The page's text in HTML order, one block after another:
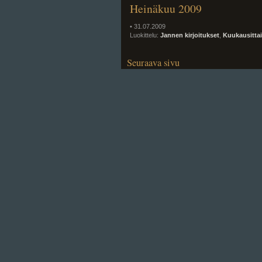
Heinäkuu 2009
• 31.07.2009
Luokittelu: Jannen kirjoitukset
Seuraava sivu